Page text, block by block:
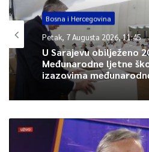
Bosna i Hercegovina
Petak, 7 Augusta 2026, 11:45
U Sarajevu obilježeno
Međunarodne ljetne
izazovima